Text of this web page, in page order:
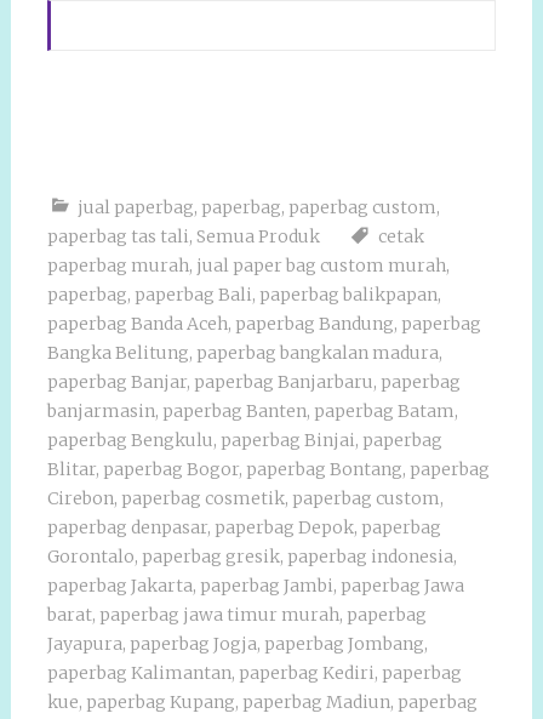
jual paperbag, paperbag, paperbag custom,
paperbag tas tali, Semua Produk
cetak
paperbag murah, jual paper bag custom murah,
paperbag, paperbag Bali, paperbag balikpapan,
paperbag Banda Aceh, paperbag Bandung, paperbag
Bangka Belitung, paperbag bangkalan madura,
paperbag Banjar, paperbag Banjarbaru, paperbag
banjarmasin, paperbag Banten, paperbag Batam,
paperbag Bengkulu, paperbag Binjai, paperbag
Blitar, paperbag Bogor, paperbag Bontang, paperbag
Cirebon, paperbag cosmetik, paperbag custom,
paperbag denpasar, paperbag Depok, paperbag
Gorontalo, paperbag gresik, paperbag indonesia,
paperbag Jakarta, paperbag Jambi, paperbag Jawa
barat, paperbag jawa timur murah, paperbag
Jayapura, paperbag Jogja, paperbag Jombang,
paperbag Kalimantan, paperbag Kediri, paperbag
kue, paperbag Kupang, paperbag Madiun, paperbag